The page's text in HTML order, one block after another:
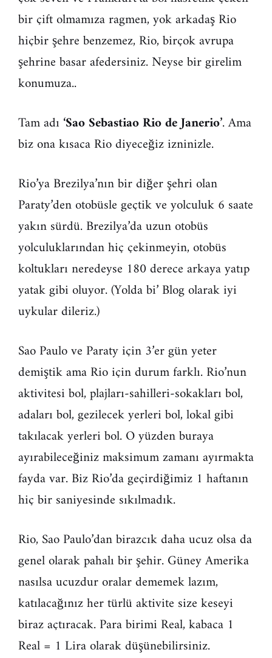
bir çift olmamıza ragmen, yok arkadaş Rio
hiçbir şehre benzemez, Rio, birçok avrupa
şehrine basar afedersiniz. Neyse bir girelim
konumuza..
Tam adı ‘Sao Sebastiao Rio de Janerio’. Ama
biz ona kısaca Rio diyeceğiz izninizle.
Rio’ya Brezilya’nın bir diğer şehri olan
Paraty’den otobüsle geçtik ve yolculuk 6 saate
yakın sürdü. Brezilya’da uzun otobüs
yolculuklarından hiç çekinmeyin, otobüs
koltukları neredeyse 180 derece arkaya yatıp
yatak gibi oluyor. (Yolda bi’ Blog olarak iyi
uykular dileriz.)
Sao Paulo ve Paraty için 3’er gün yeter
demiştik ama Rio için durum farklı. Rio’nun
aktivitesi bol, plajları-sahilleri-sokakları bol,
adaları bol, gezilecek yerleri bol, lokal gibi
takılacak yerleri bol. O yüzden buraya
ayırabileceğiniz maksimum zamanı ayırmakta
fayda var. Biz Rio’da geçirdiğimiz 1 haftanın
hiç bir saniyesinde sıkılmadık.
Rio, Sao Paulo’dan birazcık daha ucuz olsa da
genel olarak pahalı bir şehir. Güney Amerika
nasılsa ucuzdur oralar dememek lazım,
katılacağınız her türlü aktivite size keseyi
biraz açtıracak. Para birimi Real, kabaca 1
Real = 1 Lira olarak düşünebilirsiniz.